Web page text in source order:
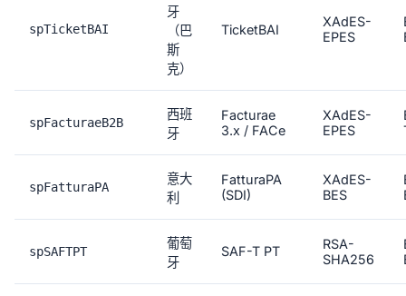
spTicketBAI
牙
（巴
斯
克）
TicketBAI
XAdES-
EPES
spFacturaeB2B
西班
牙
Facturae
3.x / FACe
XAdES-
EPES
spFatturaPA
意大
利
FatturaPA
(SDI)
XAdES-
BES
spSAFTPT
葡萄
牙
SAF-T PT
RSA-
SHA256